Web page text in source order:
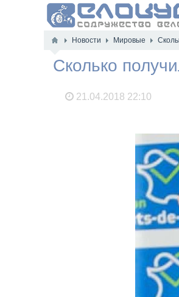
Новости Мировые
Сколько
21.04.2018 22:10